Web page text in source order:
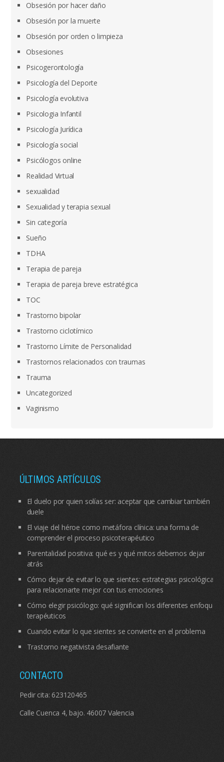
Obsesión por hacer daño
Obsesión por la muerte
Obsesión por orden o limpieza
Obsesiones
Psicogerontología
Psicología del Deporte
Psicología evolutiva
Psicologia Infantil
Psicología Jurídica
Psicología social
Psicólogos online
Realidad Virtual
sexualidad
Sexualidad y terapia sexual
Sin categoría
Sueño
TDHA
Terapia de pareja
Terapia de pareja breve estratégica
TOC
Trastorno bipolar
Trastorno ciclotímico
Trastorno Límite de Personalidad
Trastornos relacionados con traumas
Trauma
Uncategorized
Vaginismo
ÚLTIMOS ARTÍCULOS
El duelo por quien solías ser: aceptar que cambiar también
duele
El viaje del héroe como metáfora clínica: una forma de
comprender el proceso psicoterapéutico
Parentalidad positiva: qué es y qué mitos debemos dejar
atrás
Cómo dejar de evitar lo que sientes: estrategias psicológicas
para relacionarte mejor con tus emociones
Cómo elegir psicólogo: qué significan los diferentes enfoques
terapéuticos
Cuando evitar lo que sientes se convierte en el problema
Trastorno negativista desafiante
CONTACTO
Pedir cita: 623120465
Calle Cuenca 4, bajo. 46007 Valencia